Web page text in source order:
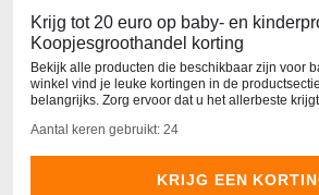
Krijg tot 20 euro op baby- en
Koopjesgroothandel korting
Bekijk alle producten die beschikbaar zijn voor
winkel vind je leuke kortingen in de
belangrijks. Zorg ervoor dat u het allerbeste
Aantal keren gebruikt: 24
KRIJG EEN